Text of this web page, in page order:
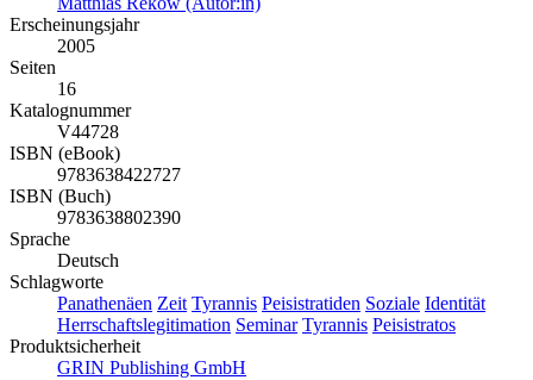
Erscheinungsjahr
2005
Seiten
16
Katalognummer
V44728
ISBN (eBook)
9783638422727
ISBN (Buch)
9783638802390
Sprache
Deutsch
Schlagworte
Panathenäen Zeit Tyrannis Peisistratiden Soziale Identität
Herrschaftslegitimation Seminar Tyrannis Peisistratos
Produktsicherheit
GRIN Publishing GmbH